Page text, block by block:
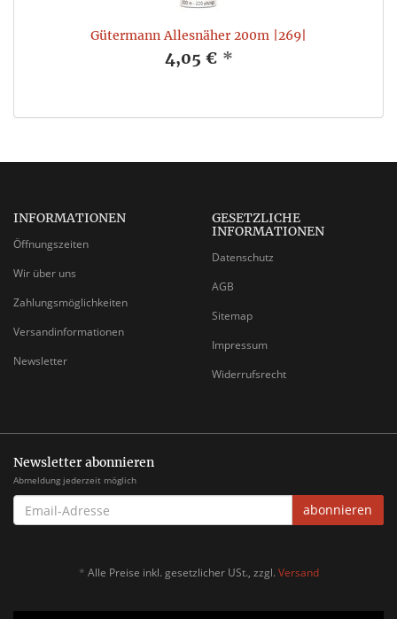
Gütermann Allesnäher 200m |269|
4,05 € *
INFORMATIONEN
Öffnungszeiten
Wir über uns
Zahlungsmöglichkeiten
Versandinformationen
Newsletter
GESETZLICHE
INFORMATIONEN
Datenschutz
AGB
Sitemap
Impressum
Widerrufsrecht
Newsletter abonnieren
Abmeldung jederzeit möglich
EMAIL-
ADRESSE
abonnieren
* Alle Preise inkl. gesetzlicher USt., zzgl. Versand